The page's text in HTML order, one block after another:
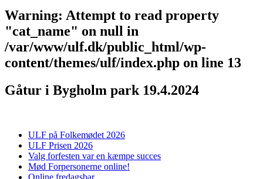
Warning: Attempt to read property
"cat_name" on null in
/var/www/ulf.dk/public_html/wp-
content/themes/ulf/index.php on line 13
Gåtur i Bygholm park 19.4.2024
ULF på Folkemødet 2026
ULF Prisen 2026
Valg forfesten var en kæmpe succes
Mød Forpersonerne online!
Online fredagsbar